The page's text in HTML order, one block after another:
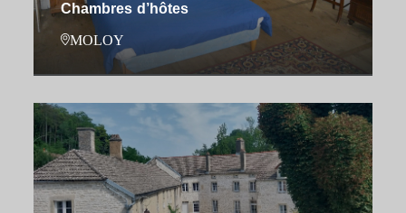
Chambres d’hôtes
MOLOY